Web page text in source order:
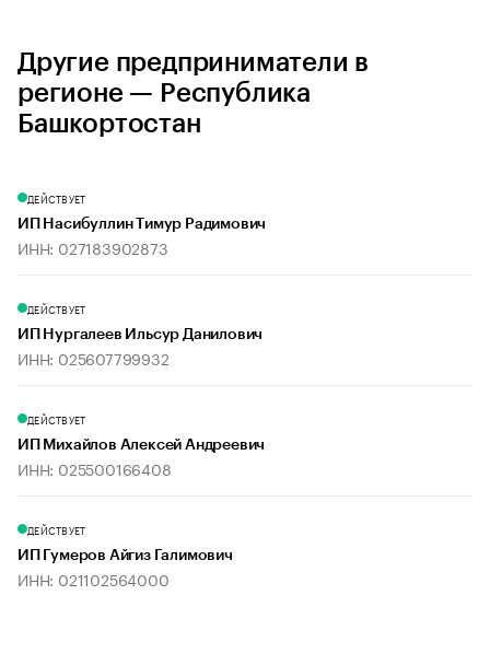
Другие предприниматели в
регионе — Республика
Башкортостан
ДЕЙСТВУЕТ
ИП Насибуллин Тимур Радимович
ИНН: 027183902873
ДЕЙСТВУЕТ
ИП Нургалеев Ильсур Данилович
ИНН: 025607799932
ДЕЙСТВУЕТ
ИП Михайлов Алексей Андреевич
ИНН: 025500166408
ДЕЙСТВУЕТ
ИП Гумеров Айгиз Галимович
ИНН: 021102564000